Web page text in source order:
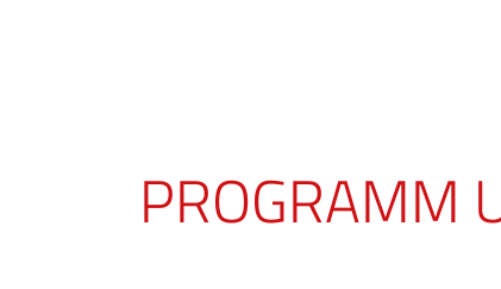
PROGRAMM